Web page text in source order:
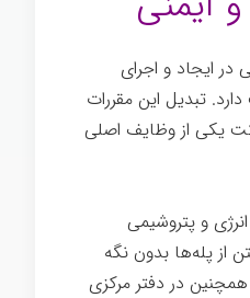
ایجاد و اجرای
تبدیل این مقررات
یکی از وظایف اصلی
و پتروشیمی
از پله‌ها بدون نگه
در دفتر مرکزی